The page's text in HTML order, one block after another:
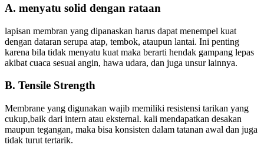
A. menyatu solid dengan rataan
lapisan membran yang dipanaskan harus dapat menempel kuat
dengan dataran serupa atap, tembok, ataupun lantai. Ini penting
karena bila tidak menyatu kuat maka berarti hendak gampang lepas
akibat cuaca sesuai angin, hawa udara, dan juga unsur lainnya.
B. Tensile Strength
Membrane yang digunakan wajib memiliki resistensi tarikan yang
cukup,baik dari intern atau eksternal. kali mendapatkan desakan
maupun tegangan, maka bisa konsisten dalam tatanan awal dan juga
tidak turut tertarik.